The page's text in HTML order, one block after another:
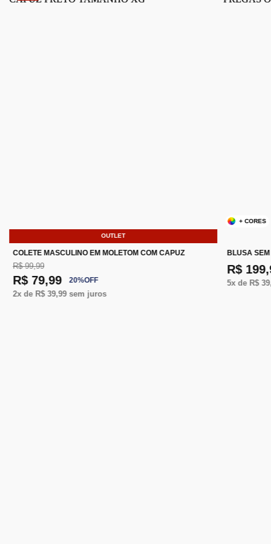
OUTLET
COLETE MASCULINO EM MOLETOM COM CAPUZ
R$ 99,99
R$ 79,99 20%OFF
2x de R$ 39,99sem juros
+ CORES
BLUSA
R$
5x de R$